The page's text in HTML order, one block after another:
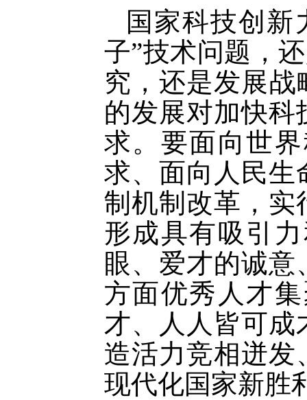
国家科技创
子”技术问题，
究，还是发展战
的发展对加快科
求。要面向世
求、面向人民生
制机制改革，实
形成具有吸引
眼、爱才的诚
方面优秀人才
才、人人皆可成
造活力竞相迸发
现代化国家新胜